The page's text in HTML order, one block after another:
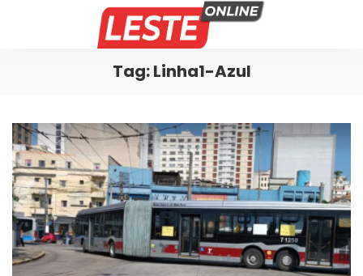
Tag:Linha1-Azul